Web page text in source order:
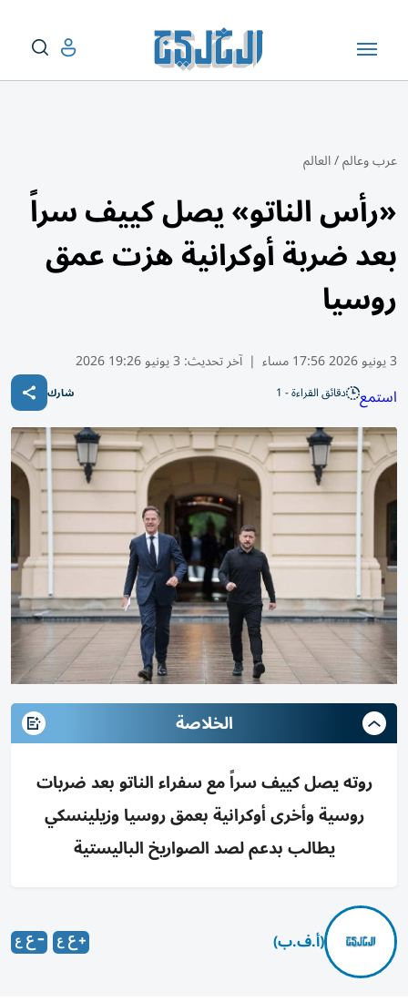
عرب وعالم/العالم
«رأس الناتو» يصل كييف سراً
بعد ضربة أوكرانية هزت عمق
روسيا
3 يونيو 2026 17:56 مساء | آخر تحديث: 3 يونيو 19:26 2026
استمع دقائق القراءة - 1 شارك
الخلاصة
روته يصل كييف سراً مع سفراء الناتو بعد ضربات
روسية وأخرى أوكرانية بعمق روسيا وزيلينسكي
يطالب بدعم لصد الصواريخ الباليستية
(أ.ف.ب)